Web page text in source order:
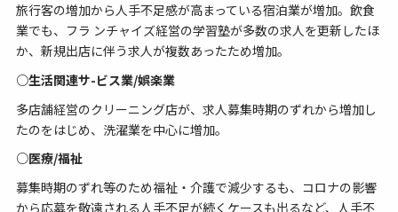
旅行客の増加から人手不足感が高まっている宿泊業が増加。飲食
業でも、フラ ンチャイズ経営の学習塾が多数の求人を更新したほ
か、新規出店に伴う求人が複数あったため増加。
○生活関連サ-ビス業/娯楽業
多店舗経営のクリーニング店が、求人募集時期のずれから増加し
たのをはじめ、洗濯業を中心に増加。
○医療/福祉
募集時期のずれ等のため福祉・介護で減少するも、コロナの影響
から応募を敬遠される人手不足が続くケースも出るなど、人手不